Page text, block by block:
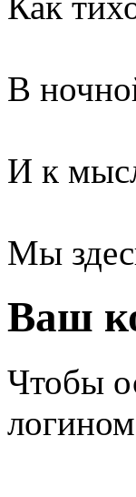
В
И к
Мы
Ваш
Чтобы